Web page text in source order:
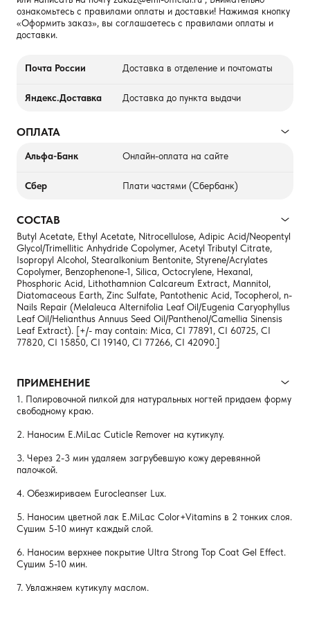
ознакомьтесь с правилами оплаты и доставки! Нажимая кнопку
«Оформить заказ», вы соглашаетесь с правилами оплаты и
доставки.
Почта России Доставка в отделение и почтоматы
Яндекс.Доставка Доставка до пункта выдачи
ОПЛАТА
Альфа-Банк Онлайн-оплата на сайте
Сбер Плати частями (Сбербанк)
СОСТАВ
Butyl Acetate, Ethyl Acetate, Nitrocellulose, Adipic Acid/Neopentyl
Glycol/Trimellitic Anhydride Copolymer, Acetyl Tributyl Citrate,
Isopropyl Alcohol, Stearalkonium Bentonite, Styrene/Acrylates
Copolymer, Benzophenone-1, Silica, Octocrylene, Hexanal,
Phosphoric Acid, Lithothamnion Calcareum Extract, Mannitol,
Diatomaceous Earth, Zinc Sulfate, Pantothenic Acid, Tocopherol, n-
Nails Repair (Melaleuca Alternifolia Leaf Oil/Eugenia Caryophyllus
Leaf Oil/Helianthus Annuus Seed Oil/Panthenol/Camellia Sinensis
Leaf Extract). [+/- may contain: Mica, CI 77891, CI 60725, CI
77820, CI 15850, CI 19140, CI 77266, CI 42090.]
ПРИМЕНЕНИЕ
1. Полировочной пилкой для натуральных ногтей придаем форму
свободному краю.
2. Наносим E.MiLaс Cuticle Remover на кутикулу.
3. Через 2-3 мин удаляем загрубевшую кожу деревянной
палочкой.
4. Обезжириваем Eurocleanser Lux.
5. Наносим цветной лак E.MiLac Color+Vitamins в 2 тонких слоя.
Сушим 5-10 минут каждый слой.
6. Наносим верхнее покрытие Ultra Strong Top Coat Gel Effect.
Сушим 5-10 мин.
7. Увлажняем кутикулу маслом.